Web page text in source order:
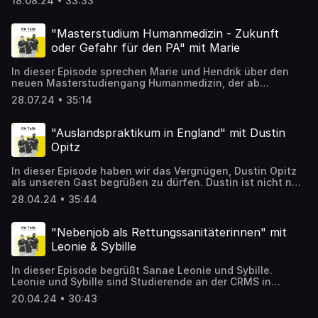
Studium und seinem Beruf als "Therapy Specialst" bei
findest Du in der PA APP: www.pa-app.de
"Masterstudium Humanmedizin - Zukunft
oder Gefahr für den PA" mit Marie
In dieser Episode sprechen Marie und Hendrik über den
neuen Masterstudiengang Humanmedizin, der ab
nächstem Jahr an der TH Deggendorf angeboten wird. Im
Gespräch beleuchten sie alle Details aus dem PA Blog
Fortschritt oder vielleicht sogar eine Gefahr für den PA
Beruf darstellt. Sie analysieren verschiedene Aspekte,
erörtern, für wen der Master relevant sein wird und
28.07.24 • 35:14
"Auslandspraktikum in England" mit Dustin
Opitz
In dieser Episode haben wir das Vergnügen, Dustin Opitz
als unseren Gast begrüßen zu dürfen. Dustin ist nicht nur
Sanitäter und Offizier bei der Bundeswehr, sondern auch
ein Student an der ISBA in Erfurt. Dustin hat kürzlich ein
er in einem Krankenhaus hospitierte und das britische
Gesundheitssystem, den NHS, hautnah erlebte. Dustin
arbeitet derzeit auch aktiv in der Notaufnahme und bringt
engagiert er sich leidenschaftlich in der DGPA e.V. und
leitet dort die Sektion Notfallmedizin. Bereite dich optimal
auf deinen Praxiseinsatz mit der PA App vor: ➡️
28.04.24 • 35:44
"Nebenjob als Rettungssanitäterinnen" mit
Leonie & Sybille
In dieser Episode begrüßt Sanae Leonie und Sybille.
Leonie und Sybille sind Studierende an der CRMS in
Frankfurt und teilen heute ihre Erfahrungen rund um das
Studium und ihre Arbeit als Rettungssanitäterinnen. Die
20.04.24 • 30:43